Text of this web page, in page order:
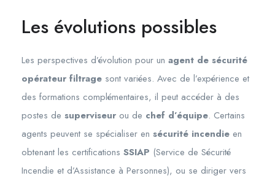
Les évolutions possibles
Les perspectives d’évolution pour un agent de sécurité
opérateur filtrage sont variées. Avec de l’expérience et
des formations complémentaires, il peut accéder à des
postes de superviseur ou de chef d’équipe. Certains
agents peuvent se spécialiser en sécurité incendie en
obtenant les certifications SSIAP (Service de Sécurité
Incendie et d’Assistance à Personnes), ou se diriger vers